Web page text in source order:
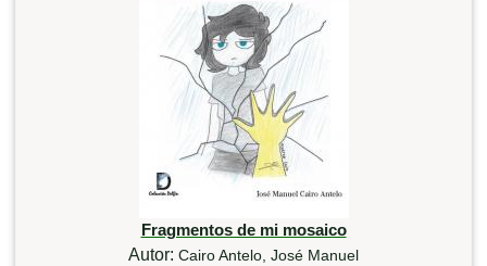
Fragmentos de mi mosaico
Autor: Cairo Antelo, José Manuel